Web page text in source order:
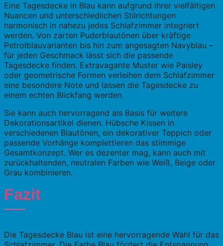
Eine Tagesdecke in Blau kann aufgrund ihrer vielfältigen
Nuancen und unterschiedlichen Stilrichtungen
harmonisch in nahezu jedes Schlafzimmer integriert
werden. Von zarten Puderblautönen über kräftige
Petrolblauvarianten bis hin zum angesagten Navyblau –
für jeden Geschmack lässt sich die passende
Tagesdecke finden. Extravagante Muster wie Paisley
oder geometrische Formen verleihen dem Schlafzimmer
eine besondere Note und lassen die Tagesdecke zu
einem echten Blickfang werden.
Sie kann auch hervorragend als Basis für weitere
Dekorationsartikel dienen. Hübsche Kissen in
verschiedenen Blautönen, ein dekorativer Teppich oder
passende Vorhänge komplettieren das stimmige
Gesamtkonzept. Wer es dezenter mag, kann auch mit
zurückhaltenden, neutralen Farben wie Weiß, Beige oder
Grau kombinieren.
Fazit
Die Tagesdecke Blau ist eine hervorragende Wahl für das